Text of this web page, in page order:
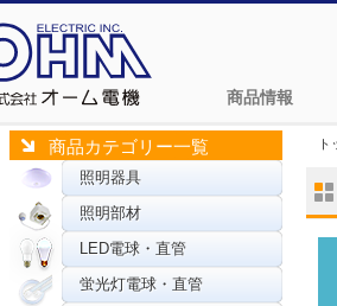
商品情報
商品カテゴリー一覧
照明器具
照明部材
LED電球・直管
蛍光灯電球・直管
ト